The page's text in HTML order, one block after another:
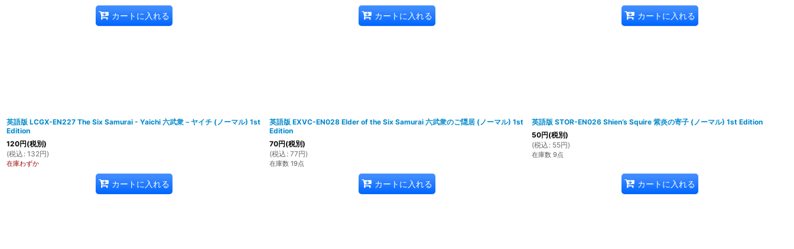
カートに入れる カートに入れる カートに入れる
英語版 LCGX-EN227 The Six Samurai - Yaichi 六武衆－ヤイチ (ノーマル) 1st
Edition
120円(税別)
(税込 : 132円)
在庫わずか
カートに入れる
英語版 EXVC-EN028 Elder of the Six Samurai 六武衆のご隠居 (ノーマル) 1st
Edition
70円(税別)
(税込 : 77円)
在庫数 19点
カートに入れる
英語版 STOR-EN026 Shien’s Squire 紫炎の寄子 (ノーマル) 1st Edition
50円(税別)
(税込 : 55円)
在庫数 9点
カートに入れる